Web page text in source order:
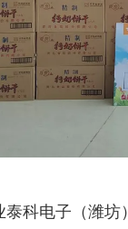
科电子（潍坊